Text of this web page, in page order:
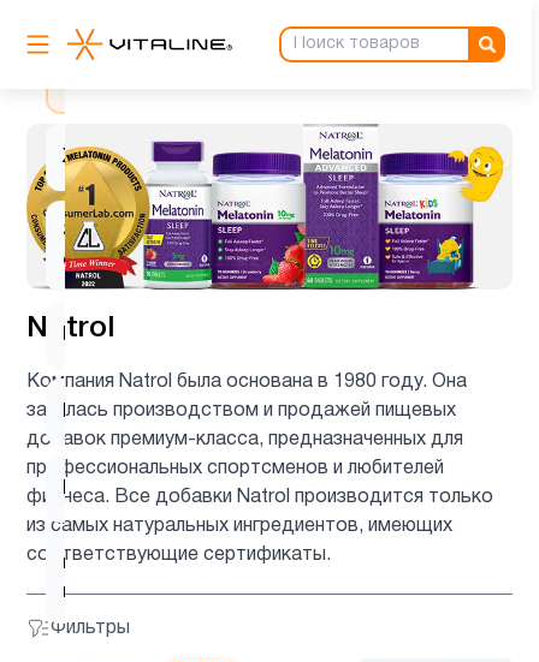
Natrol
Компания Natrol была основана в 1980 году. Она
занялась производством и продажей пищевых
добавок премиум-класса, предназначенных для
профессиональных спортсменов и любителей
фитнеса. Все добавки Natrol производится только
из самых натуральных ингредиентов, имеющих
соответствующие сертификаты.
Фильтры
Женщинам 2
Здоровый
сон
4
Кожа
Мелатонин 6
Мужчинам 2
ногти и
волосы